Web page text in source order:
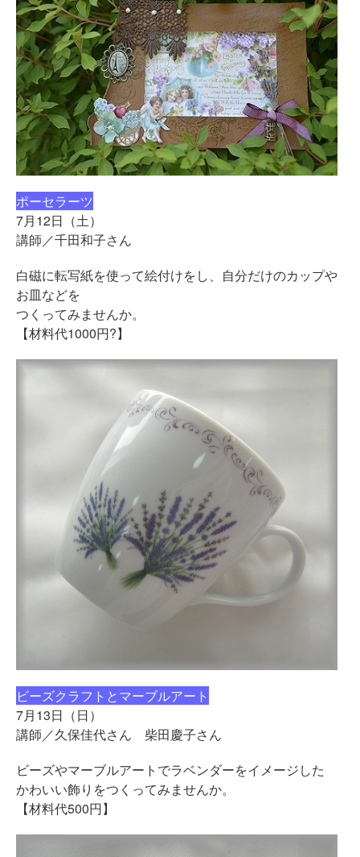
ポーセラーツ
7月12日（土）
講師／千田和子さん
白磁に転写紙を使って絵付けをし、自分だけのカップや
お皿などを
つくってみませんか。
【材料代1000円?】
ビーズクラフトとマーブルアート
7月13日（日）
講師／久保佳代さん 柴田慶子さん
ビーズやマーブルアートでラベンダーをイメージした
かわいい飾りをつくってみませんか。
【材料代500円】